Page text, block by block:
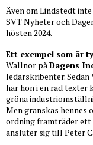
Även om Lindstedt
SVT Nyheter och
hösten 2024.
Ett exempel som är
Wallnor påDagens
ledarskribenter.
har hon i en rad texter
gröna
Men granskas
ordning framträder
ansluter sig till Peter